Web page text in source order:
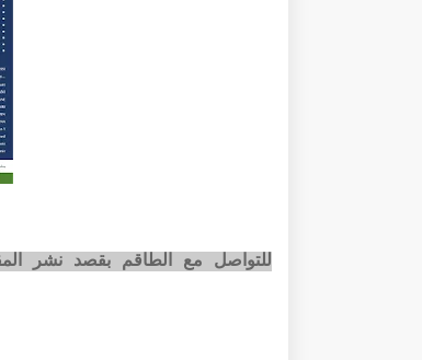
للتواصل مع الطاقم بقصد نشر